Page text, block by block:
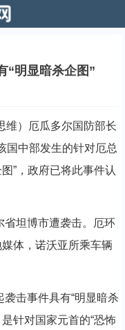
“明显暗杀企图”
）厄瓜多尔国防部长
国中部发生的针对厄总
”，政府已将此事件认
坦博市遭袭击。厄环
体，诺沃亚所乘车辆
击事件具有“明显暗杀
针对国家元首的“恐怖